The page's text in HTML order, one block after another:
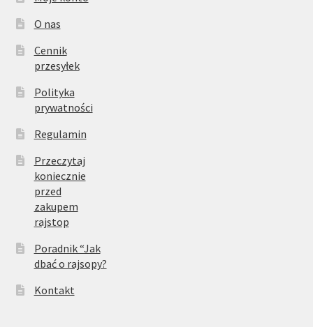
O nas
Cennik
przesyłek
Polityka
prywatności
Regulamin
Przeczytaj
koniecznie
przed
zakupem
rajstop
Poradnik “Jak
dbać o rajsopy?
Kontakt